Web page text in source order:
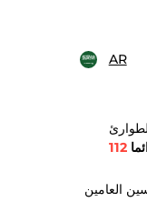
AR
112
العامين